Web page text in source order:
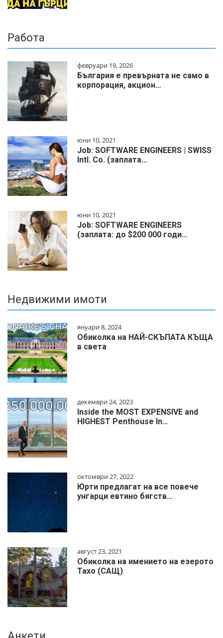
Работа
февруари 19, 2026
България е превърната не само в
корпорация, акцион…
юни 10, 2021
Job: SOFTWARE ENGINEERS | SWISS
Intl. Co. (заплата…
юни 10, 2021
Job: SOFTWARE ENGINEERS
(заплата: до $200 000 годи…
Недвижими имоти
януари 8, 2024
Обиколка на НАЙ-СКЪПАТА КЪЩА
в света
декември 24, 2023
Inside the MOST EXPENSIVE and
HIGHEST Penthouse In…
октомври 27, 2022
Юрти предлагат на все повече
унгарци евтино бягств…
август 23, 2021
Обиколка на имението на езерото
Тахо (САЩ)